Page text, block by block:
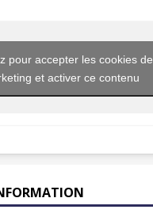
pour accepter les cookies de
et activer ce contenu